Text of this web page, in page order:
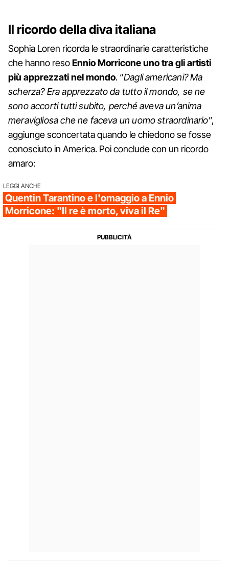
Il ricordo della diva italiana
Sophia Loren ricorda le straordinarie caratteristiche
che hanno resoEnnio Morricone uno tra gli artisti
più apprezzati nel mondo. “Dagli americani? Ma
scherza? Era apprezzato da tutto il mondo, se ne
sono accorti tutti subito, perché aveva un’anima
meravigliosa che ne faceva un uomo straordinario”,
aggiunge sconcertata quando le chiedono se fosse
conosciuto in America. Poi conclude con un ricordo
amaro:
LEGGI ANCHE
Quentin Tarantino e l'omaggio a Ennio
Morricone: "Il re è morto, viva il Re"